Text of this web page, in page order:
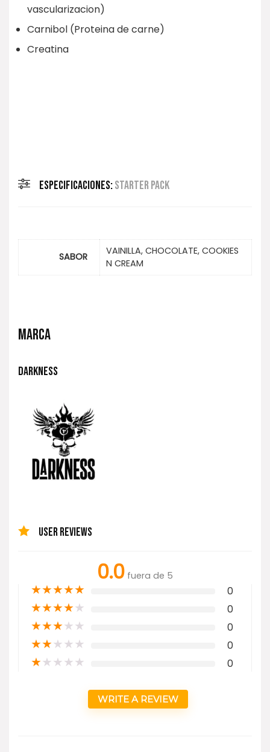
vascularizacion)
Carnibol (Proteina de carne)
Creatina
ESPECIFICACIONES:STARTER PACK
SABOR
VAINILLA, CHOCOLATE, COOKIES
N CREAM
MARCA
DARKNESS
USER REVIEWS
0.0 fuera de 5
★★★★★ 0
★★★★★ 0
★★★★★ 0
★★★★★ 0
★★★★★ 0
WRITE A REVIEW